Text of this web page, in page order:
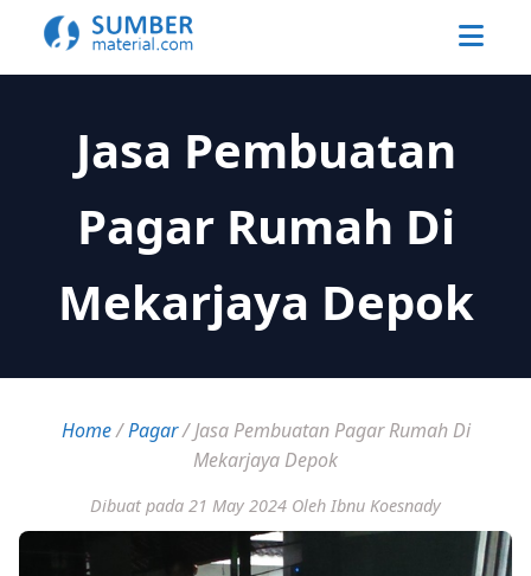
Jasa Pembuatan
Pagar Rumah Di
Mekarjaya Depok
Home/Pagar/Jasa Pembuatan Pagar Rumah Di
Mekarjaya Depok
Dibuat pada 21 May 2024 Oleh Ibnu Koesnady